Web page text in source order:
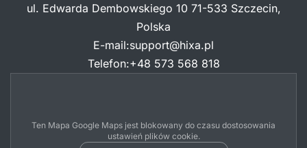
ul. Edwarda Dembowskiego 10 71-533 Szczecin,
Polska
E-mail:support@hixa.pl
Telefon:+48 573 568 818
Ten Mapa Google Maps jest blokowany do czasu dostosowania
ustawień plików cookie.